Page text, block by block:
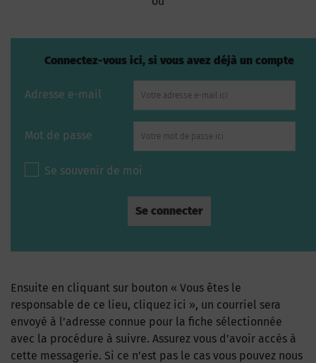
Connectez-vous ici, si vous avez déjà un compte
Adresse e-mail
Mot de passe
Se souvenir de moi
Ensuite en cliquant sur bouton « Vous êtes le
responsable de ce lieu, cliquez ici », un courriel sera
envoyé à l’adresse connue pour la fiche sélectionnée
avec la procédure à suivre. Assurez vous d’avoir accès à
cette messagerie. Si ce n’est pas le cas vous pouvez nous